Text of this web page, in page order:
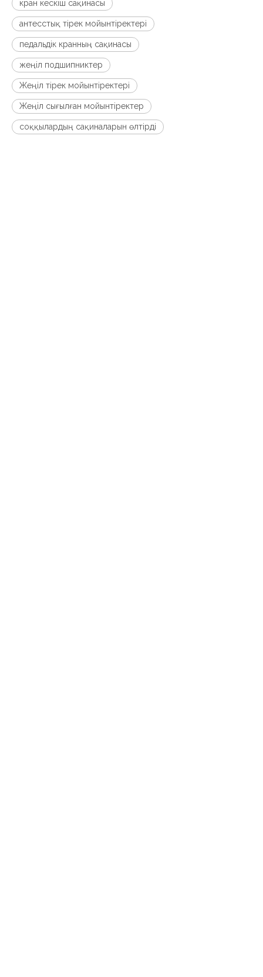
кран кескіш сақинасы
антесстық тірек мойынтіректері
педальдік кранның сақинасы
жеңіл подшипниктер
Жеңіл тірек мойынтіректері
Жеңіл сығылған мойынтіректер
соққылардың сақиналарын өлтірді